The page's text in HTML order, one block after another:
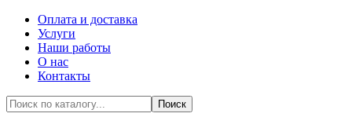
Оплата и доставка
Услуги
Наши работы
О нас
Контакты